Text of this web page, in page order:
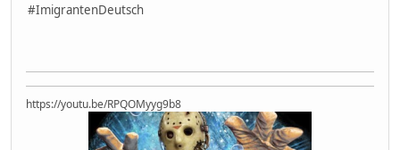
#‎ImigrantenDeutsch
https://youtu.be/RPQOMyyg9b8